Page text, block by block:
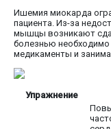
Ишемия миокарда
пациента. Из-за
мышцы возникают
болезнью необходимо
медикаменты и
Упражнение